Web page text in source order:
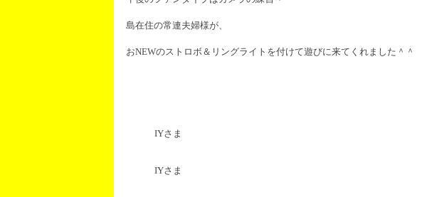
島在住の常連夫婦様が、
おNEWのストロボ＆リングライトを付けて遊びに来てくれました＾＾
IYさま
IYさま